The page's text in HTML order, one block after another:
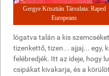
Gergye Krisztián Társulata: Raped
Europeans
lógatva talán a kis
tizenkettő, tizen... ajjaj... egy,
felébredjék. Itt az ideje, hogy
csipákat kivakarja, és a